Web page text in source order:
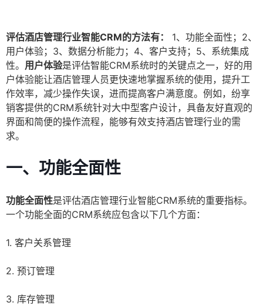
评估酒店管理行业智能CRM的方法有：
1、功能全面性；2、
用户体验；3、数据分析能力；4、客户支持；5、系统集成
性。 用户体验是评估智能CRM系统时的关键点之一，好的用
户体验能让酒店管理人员更快速地掌握系统的使用，提升工
作效率，减少操作失误，进而提高客户满意度。例如，纷享
销客提供的CRM系统针对大中型客户设计，具备友好直观的
界面和简便的操作流程，能够有效支持酒店管理行业的需
求。
一、功能全面性
功能全面性是评估酒店管理行业智能CRM系统的重要指标。
一个功能全面的CRM系统应包含以下几个方面：
1. 客户关系管理
2. 预订管理
3. 库存管理